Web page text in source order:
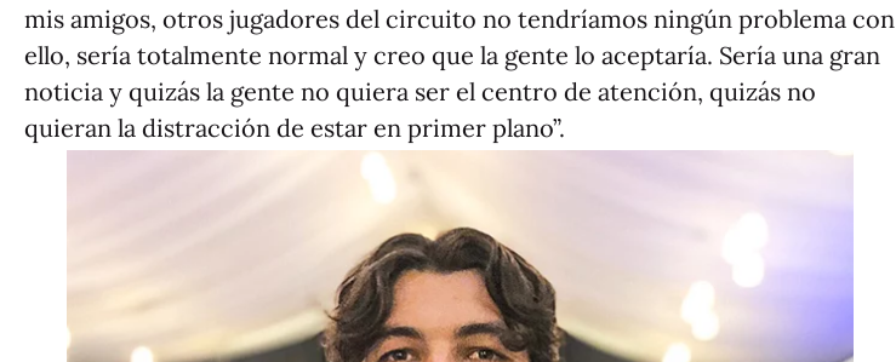
mis amigos, otros jugadores del circuito no tendríamos ningún problema con
ello, sería totalmente normal y creo que la gente lo aceptaría. Sería una gran
noticia y quizás la gente no quiera ser el centro de atención, quizás no
quieran la distracción de estar en primer plano”.